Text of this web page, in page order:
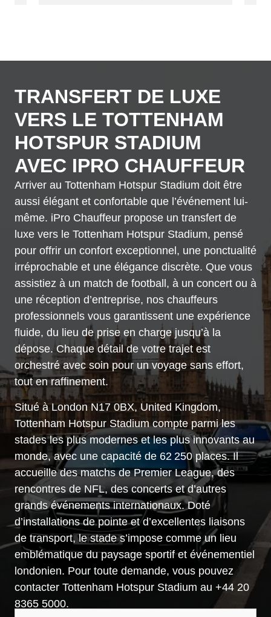
TRANSFERT DE LUXE
VERS LE TOTTENHAM
HOTSPUR STADIUM
AVEC IPRO CHAUFFEUR
Arriver au Tottenham Hotspur Stadium doit être
aussi élégant et confortable que l’événement lui-
même. iPro Chauffeur propose un transfert de
luxe vers le Tottenham Hotspur Stadium, pensé
pour offrir un confort exceptionnel, une ponctualité
irréprochable et une élégance discrète. Que vous
assistiez à un match de football, à un concert ou à
une réception d’entreprise, nos chauffeurs
professionnels vous garantissent une expérience
fluide, du lieu de prise en charge jusqu’à la
dépose. Chaque détail de votre trajet est
orchestré avec soin pour un voyage sans effort,
tout en raffinement.
Situé à London N17 0BX, United Kingdom,
Tottenham Hotspur Stadium compte parmi les
stades les plus modernes et les plus innovants au
monde, avec une capacité de 62 250 places. Il
accueille des matchs de Premier League, des
rencontres de NFL, des concerts et d’autres
grands événements internationaux. Doté
d’installations de pointe et d’excellentes liaisons
de transport, le stade s’impose comme un lieu
emblématique du paysage sportif et événementiel
londonien. Pour toute demande, vous pouvez
contacter Tottenham Hotspur Stadium au +44 20
8365 5000.